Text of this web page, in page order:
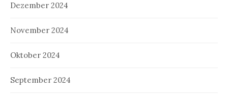
Dezember 2024
November 2024
Oktober 2024
September 2024